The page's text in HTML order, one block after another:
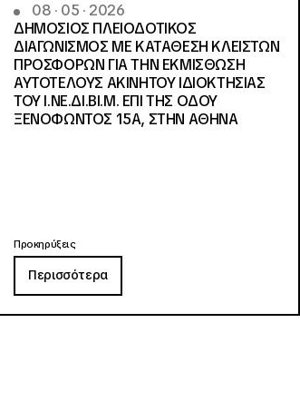
08 · 05 · 2026
ΔΗΜΟΣΙΟΣ ΠΛΕΙΟΔΟΤΙΚΟΣ
ΔΙΑΓΩΝΙΣΜΟΣ ΜΕ ΚΑΤΑΘΕΣΗ ΚΛΕΙΣΤΩΝ
ΠΡΟΣΦΟΡΩΝ ΓΙΑ ΤΗΝ ΕΚΜΙΣΘΩΣΗ
ΑΥΤΟΤΕΛΟΥΣ ΑΚΙΝΗΤΟΥ ΙΔΙΟΚΤΗΣΙΑΣ
ΤΟΥ Ι.ΝΕ.ΔΙ.ΒΙ.Μ. ΕΠΙ ΤΗΣ ΟΔΟΥ
ΞΕΝΟΦΩΝΤΟΣ 15Α, ΣΤΗΝ ΑΘΗΝΑ
Προκηρύξεις
Περισσότερα